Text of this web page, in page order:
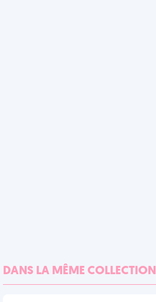
DANS LA MÊME COLLECTION